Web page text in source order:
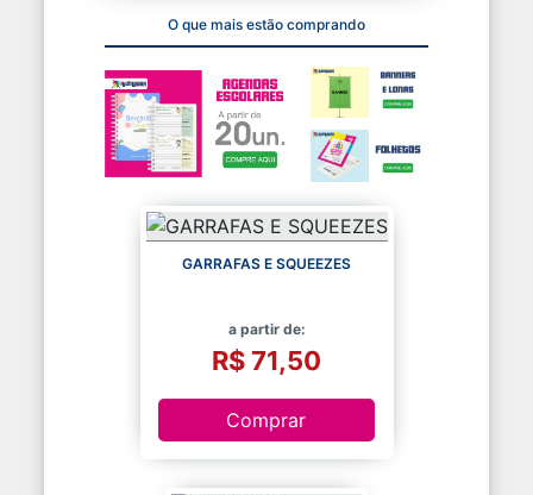
O que mais estão comprando
GARRAFAS E SQUEEZES
a partir de:
R$ 71,50
Comprar